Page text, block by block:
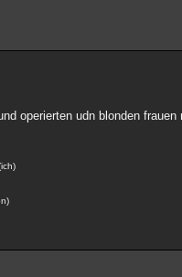
operierten udn blonden